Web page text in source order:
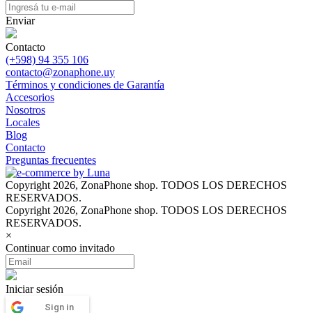
Enviar
Contacto
(+598) 94 355 106
contacto@zonaphone.uy
Términos y condiciones de Garantía
Accesorios
Nosotros
Locales
Blog
Contacto
Preguntas frecuentes
Copyright 2026, ZonaPhone shop. TODOS LOS DERECHOS
RESERVADOS.
Copyright 2026, ZonaPhone shop. TODOS LOS DERECHOS
RESERVADOS.
×
Continuar como invitado
Iniciar sesión
Sign in